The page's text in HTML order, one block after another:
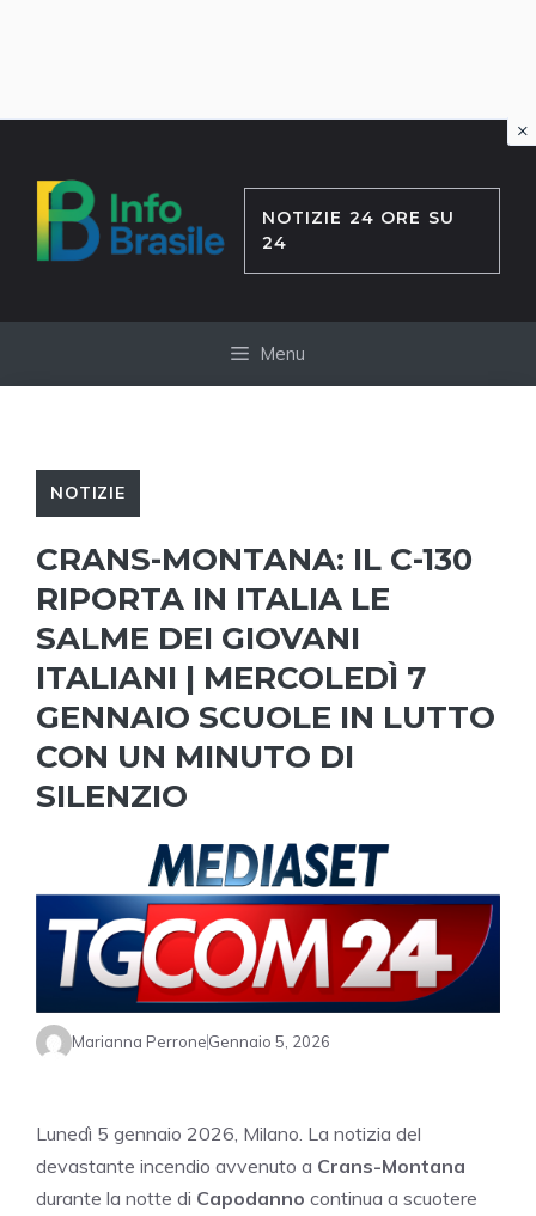
contenuto
NOTIZIE 24 ORE SU
24
Menu
NOTIZIE
CRANS-MONTANA: IL C-130
RIPORTA IN ITALIA LE
SALME DEI GIOVANI
ITALIANI | MERCOLEDÌ 7
GENNAIO SCUOLE IN LUTTO
CON UN MINUTO DI
SILENZIO
Marianna PerroneGennaio 5, 2026
Lunedì 5 gennaio 2026, Milano. La notizia del
devastante incendio avvenuto a Crans-Montana
durante la notte di Capodanno continua a scuotere
×